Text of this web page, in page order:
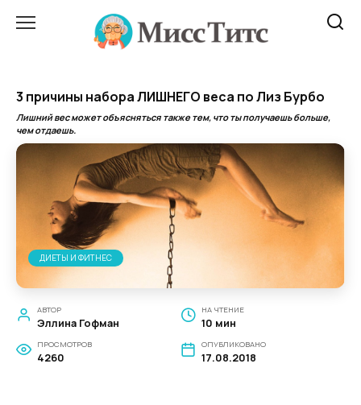
3 причины набора ЛИШНЕГО веса по Лиз Бурбо
Лишний вес может объясняться также тем, что ты получаешь больше,
чем отдаешь.
ДИЕТЫ И ФИТНЕС
АВТОР
Эллина Гофман
НА ЧТЕНИЕ
10 мин
ПРОСМОТРОВ
4260
ОПУБЛИКОВАНО
17.08.2018